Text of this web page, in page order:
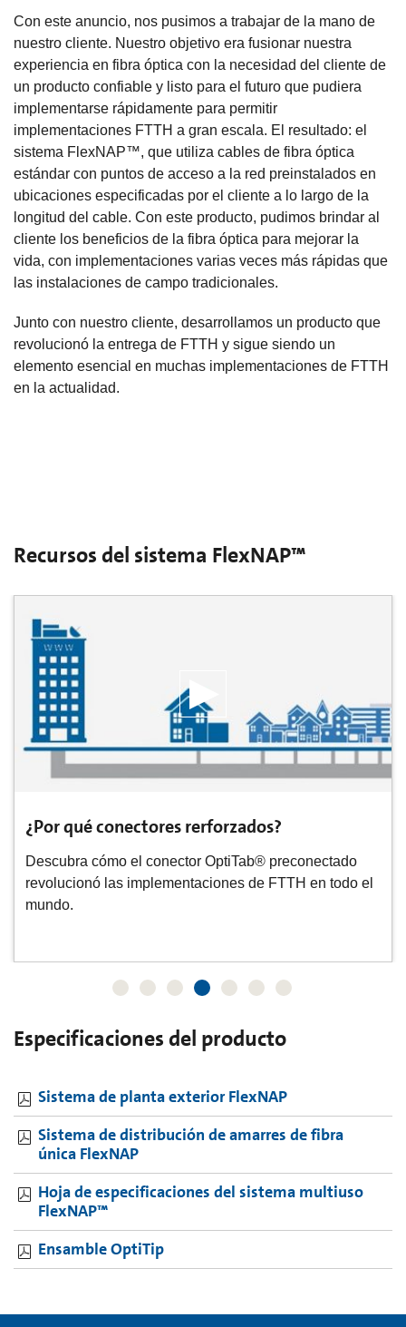
Con este anuncio, nos pusimos a trabajar de la mano de
nuestro cliente. Nuestro objetivo era fusionar nuestra
experiencia en fibra óptica con la necesidad del cliente de
un producto confiable y listo para el futuro que pudiera
implementarse rápidamente para permitir
implementaciones FTTH a gran escala. El resultado: el
sistema FlexNAP™, que utiliza cables de fibra óptica
estándar con puntos de acceso a la red preinstalados en
ubicaciones especificadas por el cliente a lo largo de la
longitud del cable. Con este producto, pudimos brindar al
cliente los beneficios de la fibra óptica para mejorar la
vida, con implementaciones varias veces más rápidas que
las instalaciones de campo tradicionales.
Junto con nuestro cliente, desarrollamos un producto que
revolucionó la entrega de FTTH y sigue siendo un
elemento esencial en muchas implementaciones de FTTH
en la actualidad.
Recursos del sistema FlexNAP™
¿Por qué conectores rerforzados?
Descubra cómo el conector OptiTab® preconectado
revolucionó las implementaciones de FTTH en todo el
mundo.
Especificaciones del producto
Sistema de planta exterior FlexNAP
Sistema de distribución de amarres de fibra
única FlexNAP
Hoja de especificaciones del sistema multiuso
FlexNAP™
Ensamble OptiTip